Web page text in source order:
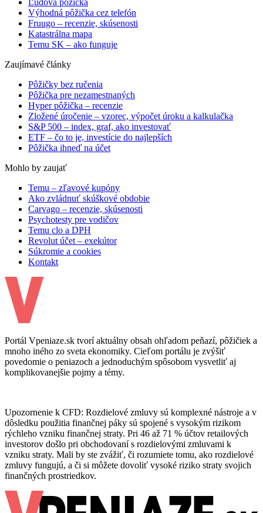
Ľudová pôžička
Výhodná pôžička cez telefón
Fruugo – recenzie, skúsenosti
Katastrálna mapa
Temu SK – ako funguje
Zaujímavé články
Pôžičky bez ručenia
Pôžička pre nezamestnaných
Hyper pôžička – recenzie
Zložené úročenie – vzorec, výpočet úroku a kalkulačka
S&P 500 – index, graf, ako investovať
ETF – čo to je, investície do najlepších
Pôžička ihneď na účet
Mohlo by zaujať
Temu – zľavové kupóny
Ako zvládnuť skúškové obdobie
Carvago – recenzie, skúsenosti
Psychotesty pre vodičov
Temu clo a DPH
Revolut účet – exekútor
Súkromie a cookies
Kontakt
Portál Vpeniaze.sk tvorí aktuálny obsah ohľadom peňazí, pôžičiek a
mnoho iného zo sveta ekonomiky. Cieľom portálu je zvýšiť
povedomie o peniazoch a jednoduchým spôsobom vysvetliť aj
komplikovanejšie pojmy a témy.
Upozornenie k CFD: Rozdielové zmluvy sú komplexné nástroje a v
dôsledku použitia finančnej páky sú spojené s vysokým rizikom
rýchleho vzniku finančnej straty. Pri 46 až 71 % účtov retailových
investorov došlo pri obchodovaní s rozdielovými zmluvami k
vzniku straty. Mali by ste zvážiť, či rozumiete tomu, ako rozdielové
zmluvy fungujú, a či si môžete dovoliť vysoké riziko straty svojich
finančných prostriedkov.